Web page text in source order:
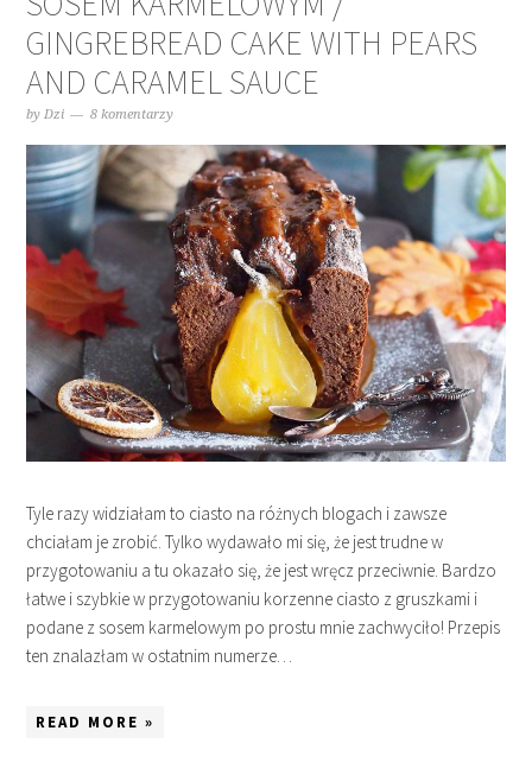
GINGREBREAD CAKE WITH PEARS
AND CARAMEL SAUCE
byDzi 8 komentarzy
Tyle razy widziałam to ciasto na różnych blogach i zawsze
chciałam je zrobić. Tylko wydawało mi się, że jest trudne w
przygotowaniu a tu okazało się, że jest wręcz przeciwnie. Bardzo
łatwe i szybkie w przygotowaniu korzenne ciasto z gruszkami i
podane z sosem karmelowym po prostu mnie zachwyciło! Przepis
ten znalazłam w ostatnim numerze…
READ MORE »